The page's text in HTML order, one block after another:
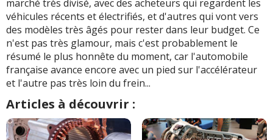
marché très divisé, avec des acheteurs qui regardent les
véhicules récents et électrifiés, et d'autres qui vont vers
des modèles très âgés pour rester dans leur budget. Ce
n'est pas très glamour, mais c'est probablement le
résumé le plus honnête du moment, car l'automobile
française avance encore avec un pied sur l'accélérateur
et l'autre pas très loin du frein...
Articles à découvrir :